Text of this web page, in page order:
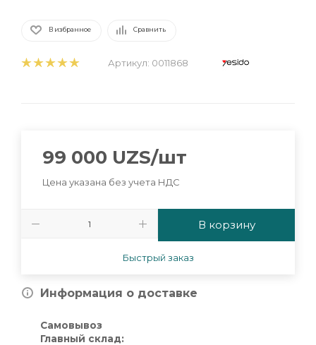
В избранное Сравнить
Артикул: 0011868
99 000 UZS/шт
Цена указана без учета НДС
В корзину
Быстрый заказ
Информация о доставке
Самовывоз
Главный склад: